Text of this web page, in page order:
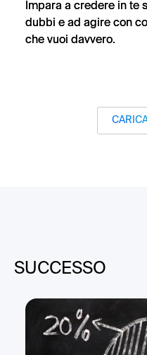
Impara a credere in te
dubbi e ad agire con
che vuoi davvero.
SUCCESSO